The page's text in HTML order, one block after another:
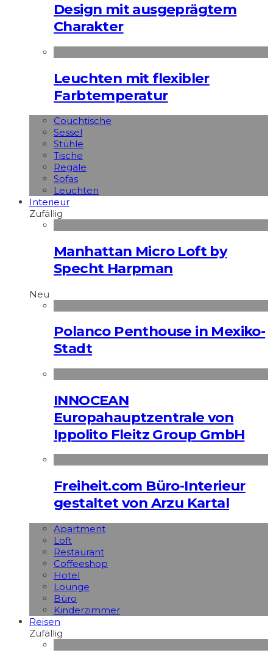
Design mit ausgeprägtem
Charakter
Leuchten mit flexibler
Farbtemperatur
Couchtische
Sessel
Stühle
Tische
Regale
Sofas
Leuchten
Interieur
Zufällig
Manhattan Micro Loft by
Specht Harpman
Neu
Polanco Penthouse in Mexiko-
Stadt
INNOCEAN
Europahauptzentrale von
Ippolito Fleitz Group GmbH
Freiheit.com Büro-Interieur
gestaltet von Arzu Kartal
Apart­ment
Loft
Restaurant
Coffeeshop
Hotel
Lounge
Büro
Kinderzimmer
Reisen
Zufällig